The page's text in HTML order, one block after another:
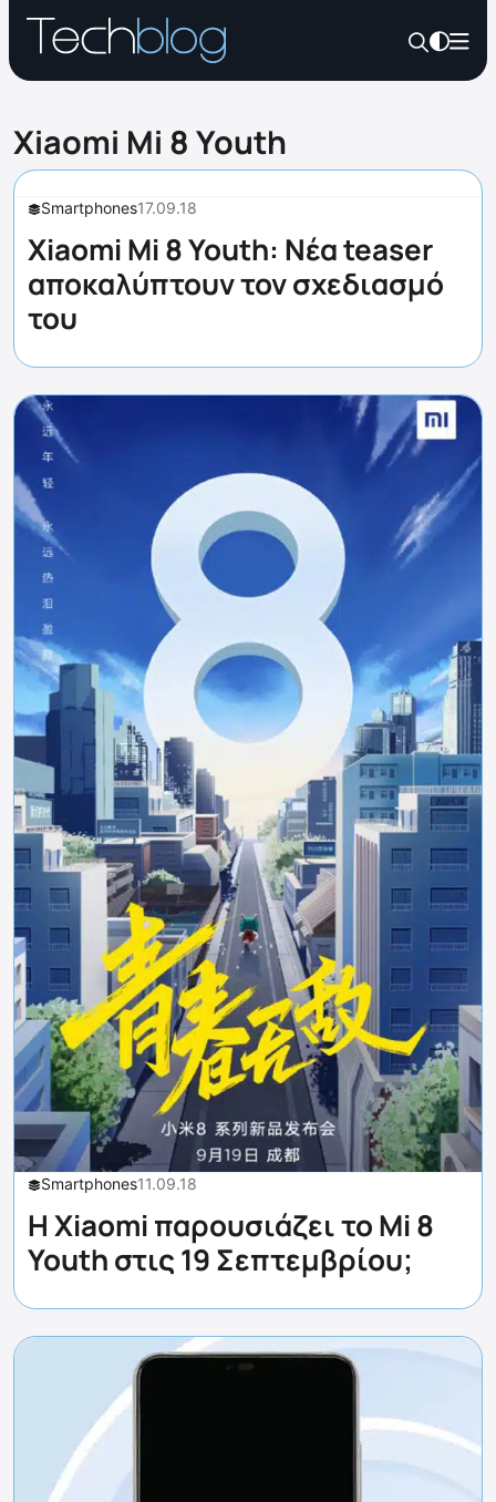
Xiaomi Mi 8 Youth
Smartphones17.09.18
Xiaomi Mi 8 Youth: Nέα teaser
αποκαλύπτουν τον σχεδιασμό
του
Smartphones11.09.18
Η Xiaomi παρουσιάζει το Mi 8
Youth στις 19 Σεπτεμβρίου;